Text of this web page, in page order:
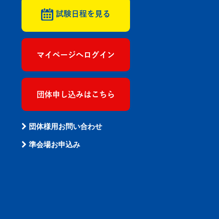
試験日程を見る
マイページへログイン
団体申し込みはこちら
団体様用お問い合わせ
準会場お申込み